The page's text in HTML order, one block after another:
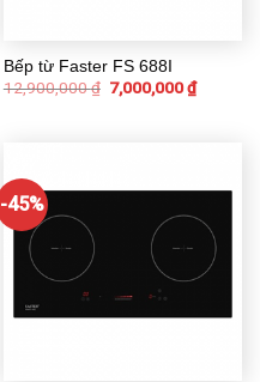
Bếp từ Faster FS 688I
12,900,000₫ 7,000,000₫
-45%